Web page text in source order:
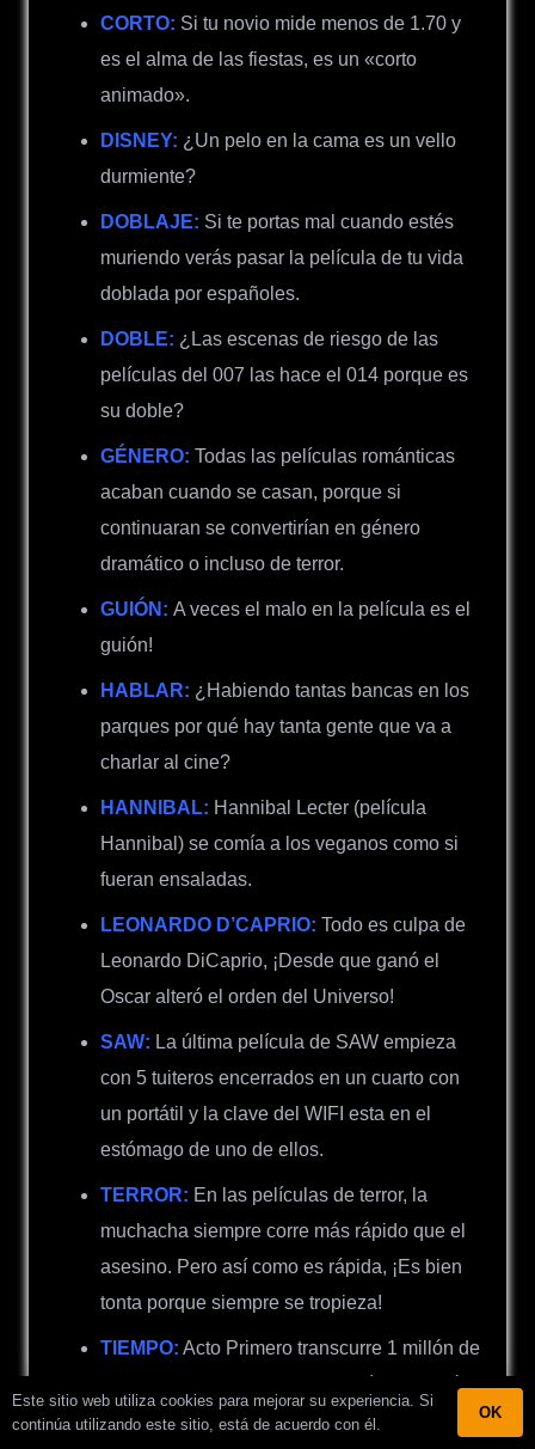
CORTO: Si tu novio mide menos de 1.70 y
es el alma de las fiestas, es un «corto
animado».
DISNEY: ¿Un pelo en la cama es un vello
durmiente?
DOBLAJE: Si te portas mal cuando estés
muriendo verás pasar la película de tu vida
doblada por españoles.
DOBLE: ¿Las escenas de riesgo de las
películas del 007 las hace el 014 porque es
su doble?
GÉNERO: Todas las películas románticas
acaban cuando se casan, porque si
continuaran se convertirían en género
dramático o incluso de terror.
GUIÓN: A veces el malo en la película es el
guión!
HABLAR: ¿Habiendo tantas bancas en los
parques por qué hay tanta gente que va a
charlar al cine?
HANNIBAL: Hannibal Lecter (película
Hannibal) se comía a los veganos como si
fueran ensaladas.
LEONARDO D’CAPRIO: Todo es culpa de
Leonardo DiCaprio, ¡Desde que ganó el
Oscar alteró el orden del Universo!
SAW: La última película de SAW empieza
con 5 tuiteros encerrados en un cuarto con
un portátil y la clave del WIFI esta en el
estómago de uno de ellos.
TERROR: En las películas de terror, la
muchacha siempre corre más rápido que el
asesino. Pero así como es rápida, ¡Es bien
tonta porque siempre se tropieza!
TIEMPO: Acto Primero transcurre 1 millón de
años a. C., Actos segundo: 15 días después.
TITANIC: Los verdaderos protagonistas de
Este sitio web utiliza cookies para mejorar su experiencia. Si
continúa utilizando este sitio, está de acuerdo con él.
OK